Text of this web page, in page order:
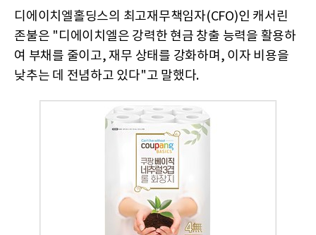
디에이치엘홀딩스의 최고재무책임자(CFO)인 캐서린
존불은 "디에이치엘은 강력한 현금 창출 능력을 활용하
여 부채를 줄이고, 재무 상태를 강화하며, 이자 비용을
낮추는 데 전념하고 있다"고 말했다.